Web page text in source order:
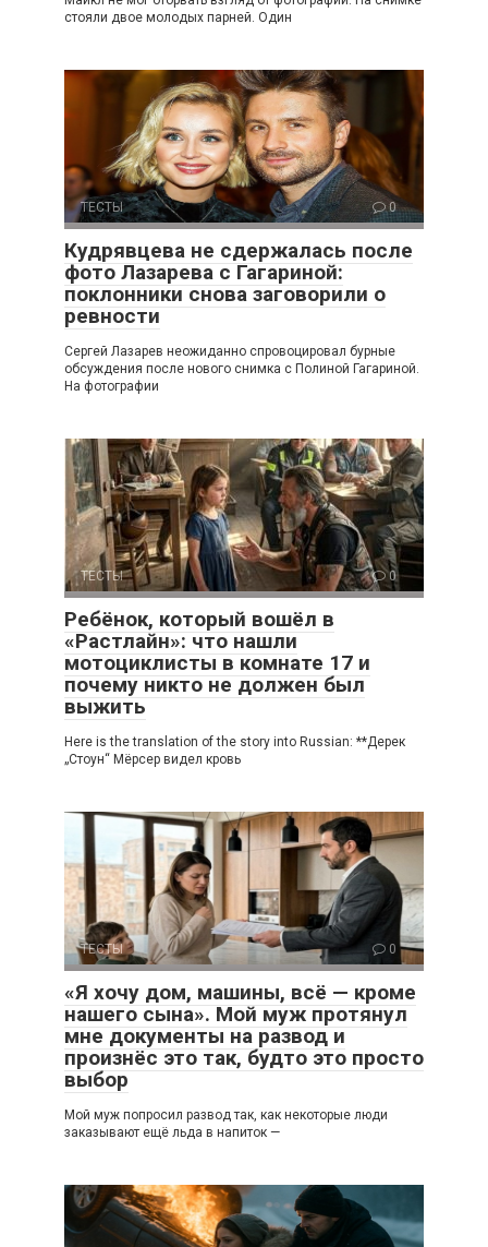
стояли двое молодых парней. Один
ТЕСТЫ 0
Кудрявцева не сдержалась после
фото Лазарева с Гагариной:
поклонники снова заговорили о
ревности
Сергей Лазарев неожиданно спровоцировал бурные
обсуждения после нового снимка с Полиной Гагариной.
На фотографии
ТЕСТЫ 0
Ребёнок, который вошёл в
«Растлайн»: что нашли
мотоциклисты в комнате 17 и
почему никто не должен был
выжить
Here is the translation of the story into Russian: **Дерек
„Стоун“ Мёрсер видел кровь
ТЕСТЫ 0
«Я хочу дом, машины, всё — кроме
нашего сына». Мой муж протянул
мне документы на развод и
произнёс это так, будто это просто
выбор
Мой муж попросил развод так, как некоторые люди
заказывают ещё льда в напиток —